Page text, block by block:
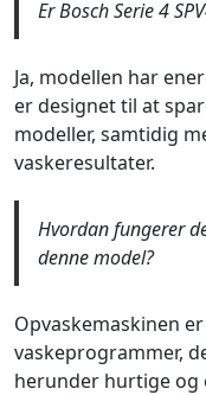
Er Bosch Serie 4
Ja, modellen har
er designet til at
modeller, samtidig
vaskeresultater.
Hvordan fungerer
denne model?
Opvaskemaskinen
vaskeprogrammer,
herunder hurtige og